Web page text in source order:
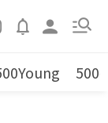
500